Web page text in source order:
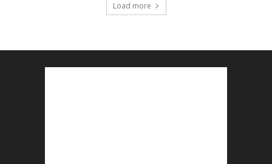
Load more